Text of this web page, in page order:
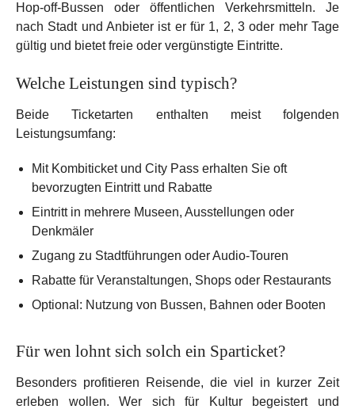
Hop-off-Bussen oder öffentlichen Verkehrsmitteln. Je
nach Stadt und Anbieter ist er für 1, 2, 3 oder mehr Tage
gültig und bietet freie oder vergünstigte Eintritte.
Welche Leistungen sind typisch?
Beide Ticketarten enthalten meist folgenden
Leistungsumfang:
Mit Kombiticket und City Pass erhalten Sie oft
bevorzugten Eintritt und Rabatte
Eintritt in mehrere Museen, Ausstellungen oder
Denkmäler
Zugang zu Stadtführungen oder Audio-Touren
Rabatte für Veranstaltungen, Shops oder Restaurants
Optional: Nutzung von Bussen, Bahnen oder Booten
Für wen lohnt sich solch ein Sparticket?
Besonders profitieren Reisende, die viel in kurzer Zeit
erleben wollen. Wer sich für Kultur begeistert und